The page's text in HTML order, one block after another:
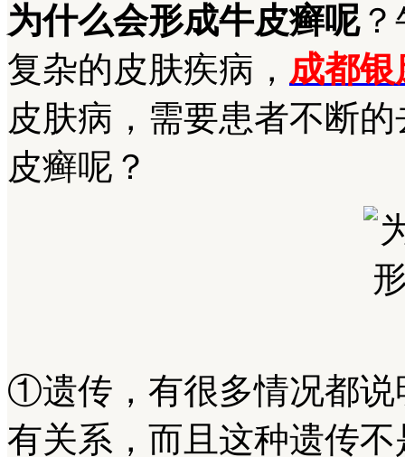
为什么会形成牛皮癣呢？
复杂的皮肤疾病， 成都
皮肤病，需要患者不断
皮癣呢？
①遗传，有很多情况都说
有关系，而且这种遗传